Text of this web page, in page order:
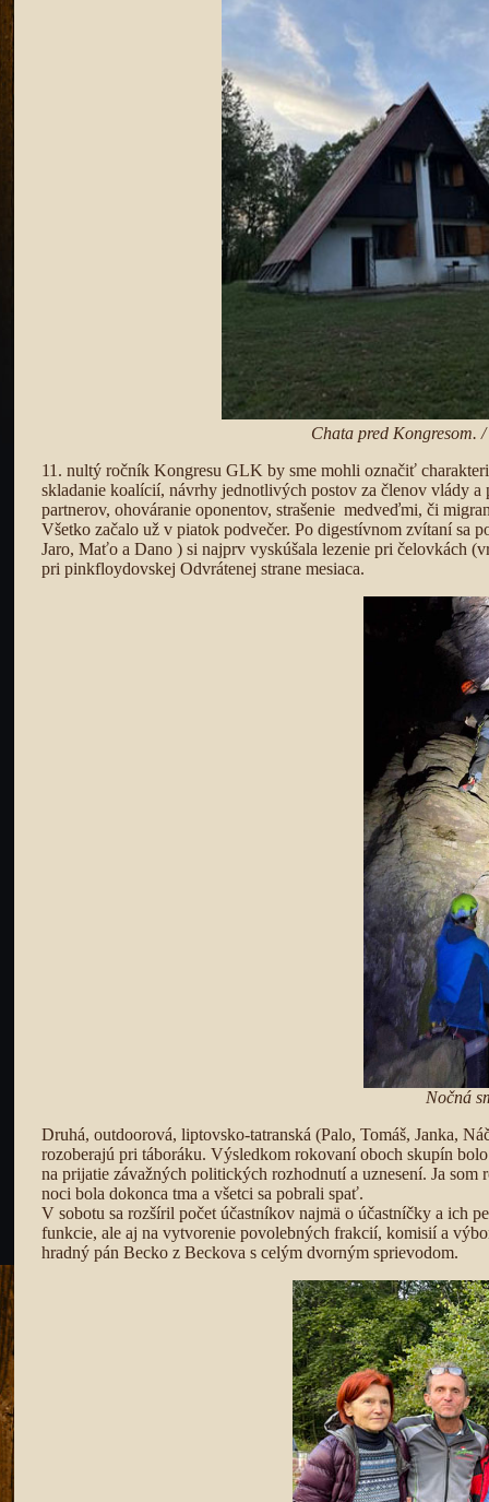
Chata pred Kongresom.
11. nultý ročník Kongresu GLK by sme mohli označiť
skladanie koalícií, návrhy jednotlivých postov za členov vlády
partnerov, ohováranie oponentov, strašenie medveďmi, či
Všetko začalo už v piatok podvečer. Po digestívnom zvítaní sa
Jaro, Maťo a Dano ) si najprv vyskúšala lezenie pri čelovkách
pri pinkfloydovskej Odvrátenej strane mesiaca.
Nočná
Druhá, outdoorová, liptovsko-tatranská (Palo, Tomáš, Janka,
rozoberajú pri táboráku. Výsledkom rokovaní oboch skupín
na prijatie závažných politických rozhodnutí a uznesení. Ja
noci bola dokonca tma a všetci sa pobrali spať.
V sobotu sa rozšíril počet účastníkov najmä o účastníčky a ich
funkcie, ale aj na vytvorenie povolebných frakcií, komisií a
hradný pán Becko z Beckova s celým dvorným sprievodom.